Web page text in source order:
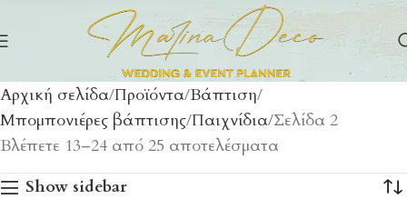
Αρχική σελίδα Προϊόντα Βάπτιση
Μπομπονιέρες βάπτισης Παιχνίδια Σελίδα 2
Βλέπετε 13–24 από 25 αποτελέσματα
Show sidebar